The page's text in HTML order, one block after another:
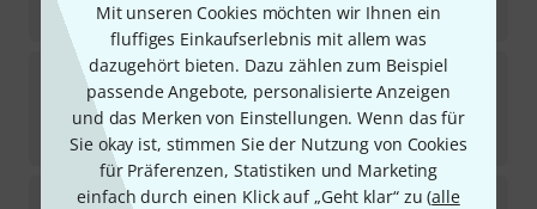
Mit unseren Cookies möchten wir Ihnen ein
fluffiges Einkaufserlebnis mit allem was
dazugehört bieten. Dazu zählen zum Beispiel
passende Angebote, personalisierte Anzeigen
und das Merken von Einstellungen. Wenn das für
Sie okay ist, stimmen Sie der Nutzung von Cookies
für Präferenzen, Statistiken und Marketing
einfach durch einen Klick auf „Geht klar“ zu (alle
19€
Adams Strips with Letters 20"
Sofort lieferbar
19€
AdamsStrips with Letters 32"